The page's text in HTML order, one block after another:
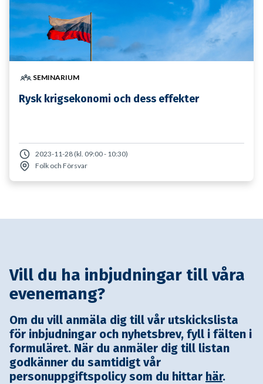
SEMINARIUM
Rysk krigsekonomi och dess effekter
2023-11-28 (kl. 09:00 - 10:30)
Folk och Försvar
Vill du ha inbjudningar till våra
evenemang?
Om du vill anmäla dig till vår utskickslista
för inbjudningar och nyhetsbrev, fyll i fälten i
formuläret. När du anmäler dig till listan
godkänner du samtidigt vår
personuppgiftspolicy som du hittar här.